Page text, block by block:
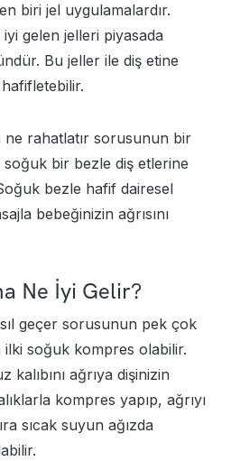
biri jel uygulamalardır.
iyi gelen jelleri piyasada
Bu jeller ile diş etine
hafifletebilir.
ne rahatlatır sorusunun bir
soğuk bir bezle diş etlerine
bezle hafif dairesel
bebeğinizin ağrısını
Ne İyi Gelir?
geçer sorusunun pek çok
ilki soğuk kompres olabilir.
kalıbını ağrıya dişinizin
kompres yapıp, ağrıyı
sıcak suyun ağızda